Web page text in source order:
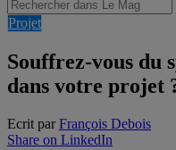
Projet
Souffrez-vous du
dans votre projet
Ecrit parFrançois Debois
Share on LinkedIn